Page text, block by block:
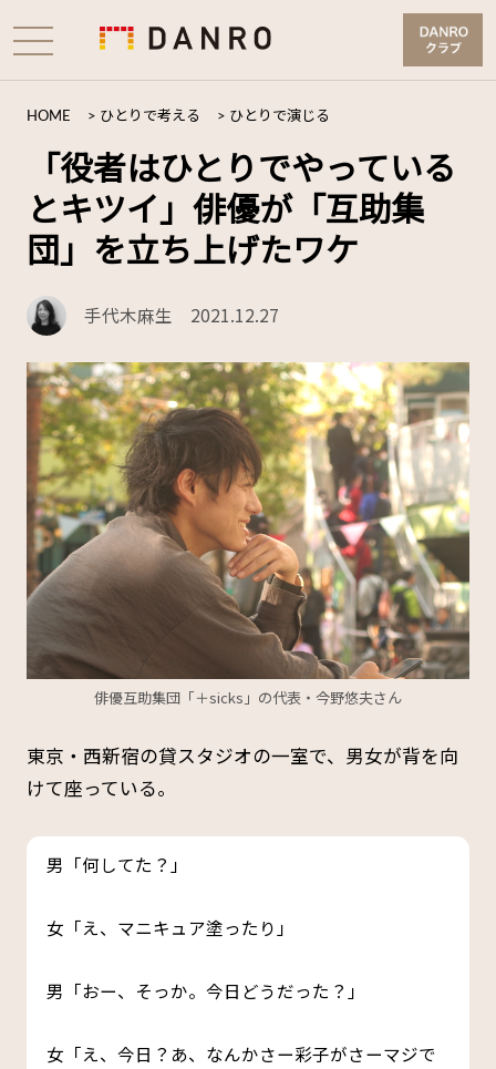
HOME > ひとりで考える > ひとりで演じる
「役者はひとりでやっている
とキツイ」俳優が「互助集
団」を立ち上げたワケ
手代木麻生 2021.12.27
俳優互助集団「＋sicks」の代表・今野悠夫さん
東京・西新宿の貸スタジオの一室で、男女が背を向
けて座っている。
男「何してた？」
女「え、マニキュア塗ったり」
男「おー、そっか。今日どうだった？」
女「え、今日？あ、なんかさー彩子がさーマジで